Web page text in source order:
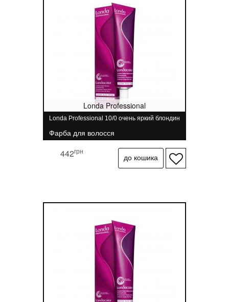
Londa Professional
Londa Professional 10/0 очень яркий блондин
Фарба для волосся
442грн